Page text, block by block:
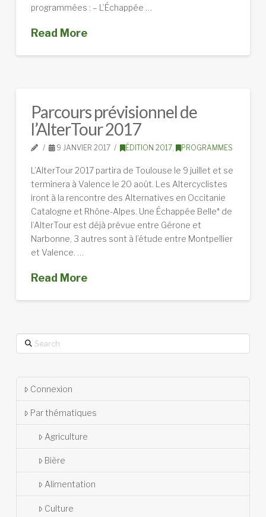
programmées : – L’Échappée …
Read More
Parcours prévisionnel de
l’AlterTour 2017
9 JANVIER 2017 ÉDITION 2017, PROGRAMMES
L’AlterTour 2017 partira de Toulouse le 9 juillet et se
terminera à Valence le 20 août. Les Altercyclistes
iront à la rencontre des Alternatives en Occitanie
Catalogne et Rhône-Alpes. Une Échappée Belle* de
l’AlterTour est déjà prévue entre Gérone et
Narbonne, 3 autres sont à l’étude entre Montpellier
et Valence. …
Read More
Search
Connexion
Par thématiques
Agriculture
Bière
Alimentation
Culture